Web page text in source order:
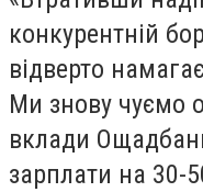
конкурентній
відверто
Ми знову чуємо
вклади
зарплати на 30-